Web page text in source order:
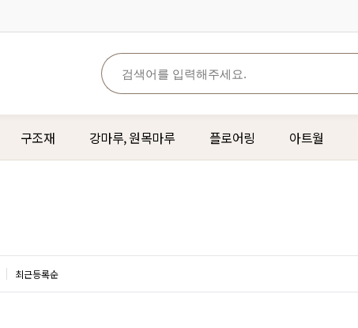
구조재 강마루, 원목마루 플로어링 아트월
최근등록순